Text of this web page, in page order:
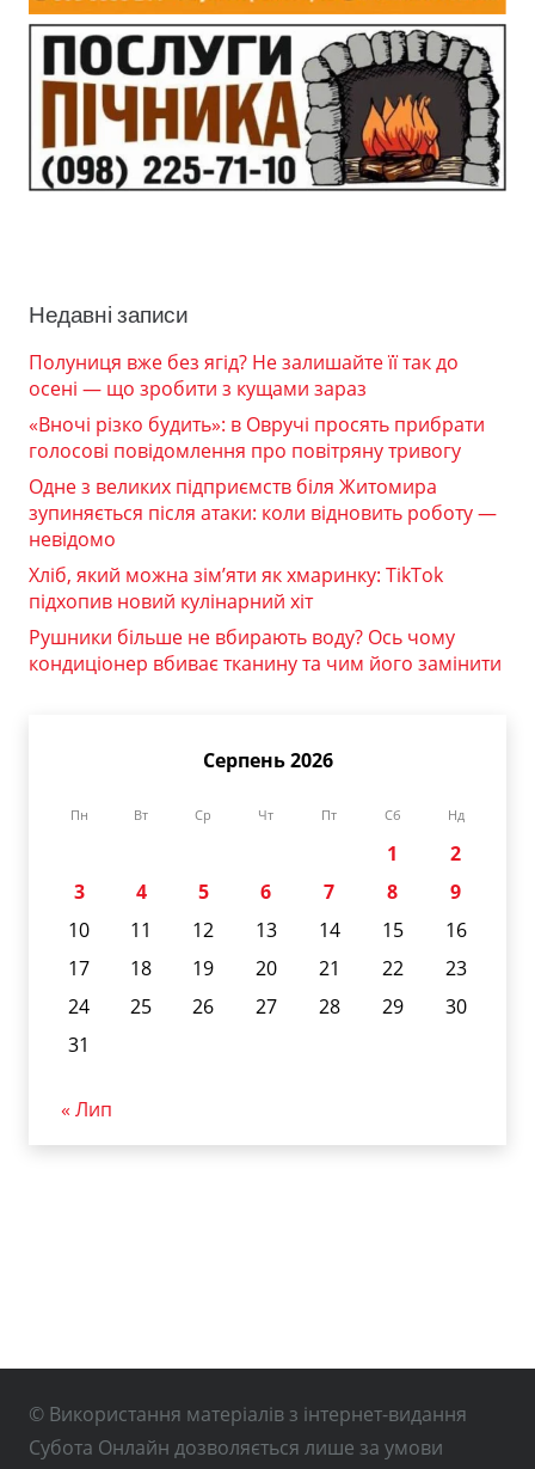
Недавні записи
Полуниця вже без ягід? Не залишайте її так до
осені — що зробити з кущами зараз
«Вночі різко будить»: в Овручі просять прибрати
голосові повідомлення про повітряну тривогу
Одне з великих підприємств біля Житомира
зупиняється після атаки: коли відновить роботу —
невідомо
Хліб, який можна зім’яти як хмаринку: TikTok
підхопив новий кулінарний хіт
Рушники більше не вбирають воду? Ось чому
кондиціонер вбиває тканину та чим його замінити
Серпень 2026
Пн Вт Ср Чт Пт Сб Нд
1
2
3
4 5 6 7 8
9
10
11 12 13 14 15
16
17
18 19 20 21 22
23
24
25 26 27 28 29
30
31
« Лип
© Використання матеріалів з інтернет-видання
Субота Онлайн дозволяється лише за умови